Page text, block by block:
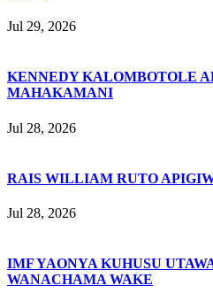
Jul 29, 2026
KENNEDY KALOMBOTOLE
MAHAKAMANI
Jul 28, 2026
RAIS WILLIAM RUTO
Jul 28, 2026
IMF YAONYA KUHUSU
WANACHAMA WAKE